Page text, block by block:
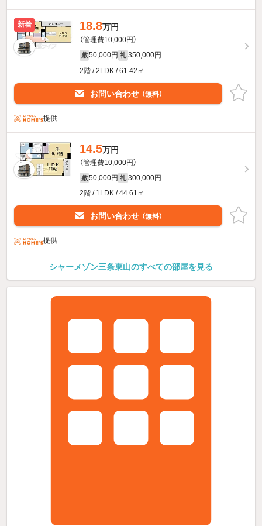
新着 18.8万円
（管理費10,000円）
敷 50,000円 礼 350,000円
2階 / 2LDK / 61.42㎡
お問い合わせ （無料）
提供
14.5万円
（管理費10,000円）
敷 50,000円 礼 300,000円
2階 / 1LDK / 44.61㎡
お問い合わせ （無料）
提供
シャーメゾン三条東山のすべての部屋を見る